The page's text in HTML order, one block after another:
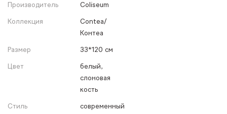
Производитель
Coliseum
Коллекция
Contea/
Контеа
Размер
33*120 см
Цвет
белый,
слоновая
кость
Стиль
современный